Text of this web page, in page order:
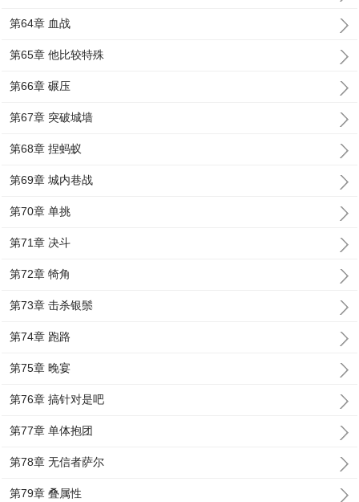
第64章 血战
第65章 他比较特殊
第66章 碾压
第67章 突破城墙
第68章 捏蚂蚁
第69章 城内巷战
第70章 单挑
第71章 决斗
第72章 犄角
第73章 击杀银鬃
第74章 跑路
第75章 晚宴
第76章 搞针对是吧
第77章 单体抱团
第78章 无信者萨尔
第79章 叠属性